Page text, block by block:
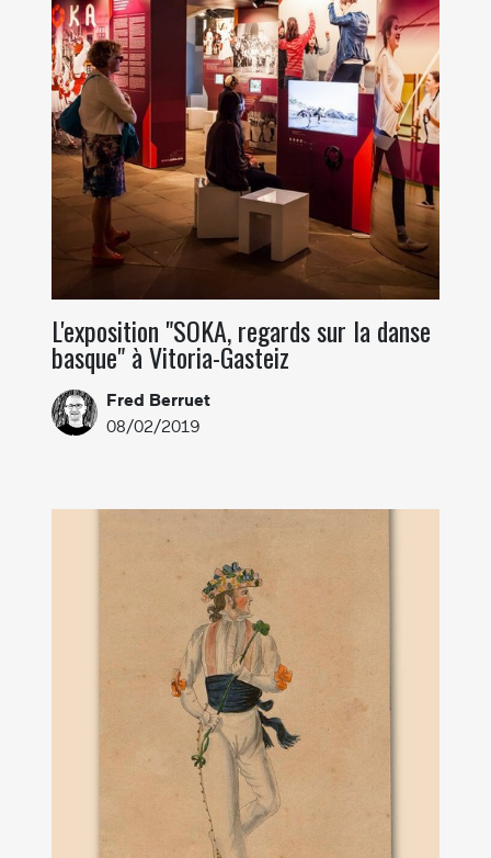
L'exposition "SOKA, regards sur la danse
basque" à Vitoria-Gasteiz
Fred Berruet
08/02/2019